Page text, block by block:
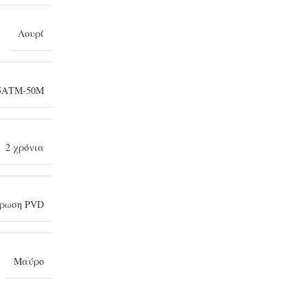
Λουρί
50Μ
2 χρόνια
PVD
Μαύρο